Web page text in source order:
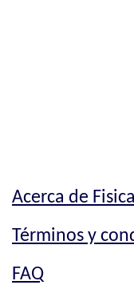
Acerca de
Términos y
FAQ